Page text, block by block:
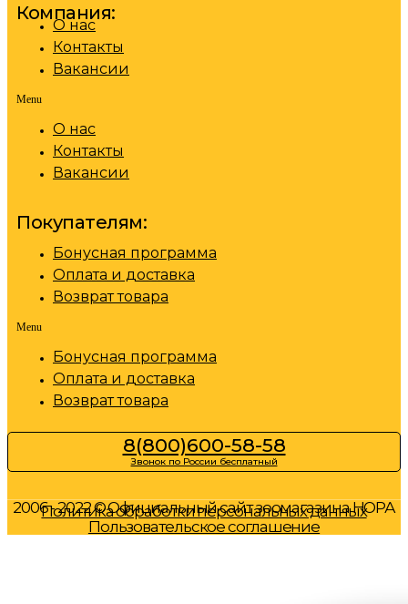
Компания:
О нас
Контакты
Вакансии
Menu
О нас
Контакты
Вакансии
Покупателям:
Бонусная программа
Оплата и доставка
Возврат товара
Menu
Бонусная программа
Оплата и доставка
Возврат товара
8(800)600-58-58
Звонок по России бесплатный
2006 - 2022 © Официальный сайт зоомагазина НОРА
Политика обработки персональных данных
Пользовательское соглашение